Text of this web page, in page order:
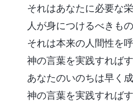
それはあなたに必要な
人が身につけるべきもの
それは本来の人間性を
神の言葉を実践すれば
あなたのいのちは早く
神の言葉を実践すれば